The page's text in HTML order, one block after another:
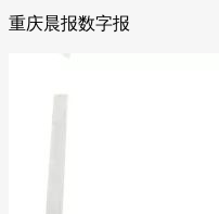
重庆晨报数字报